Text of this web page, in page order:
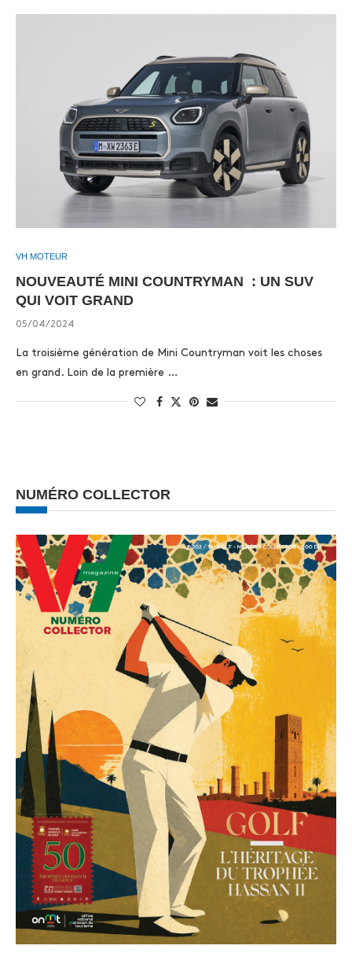
VH MOTEUR
NOUVEAUTÉ MINI COUNTRYMAN : UN SUV
QUI VOIT GRAND
05/04/2024
La troisième génération de Mini Countryman voit les choses
en grand. Loin de la première …
NUMÉRO COLLECTOR